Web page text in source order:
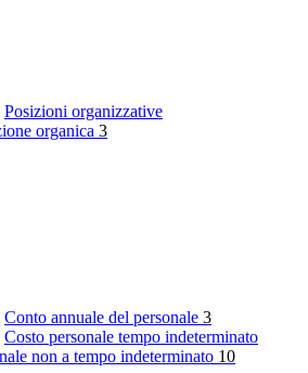
Posizioni organizzative
organica 3
Conto annuale del personale 3
Costo personale tempo indeterminato
non a tempo indeterminato 10